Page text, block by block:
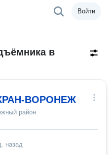
Войти
в
ВОРОНЕЖ
район
назад